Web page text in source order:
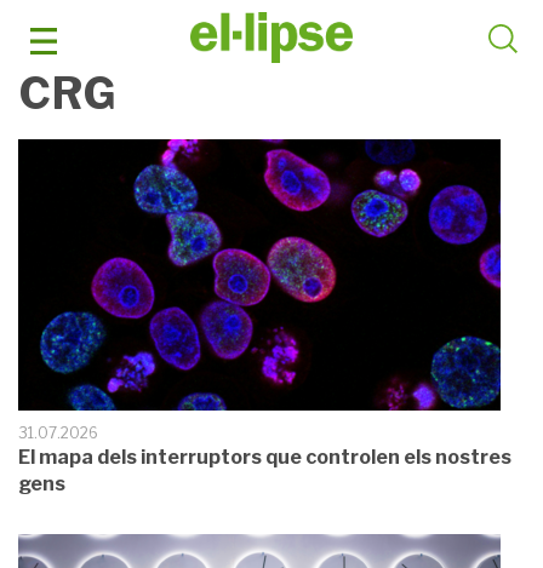
content
CRG
31.07.2026
El mapa dels interruptors que controlen els nostres
gens